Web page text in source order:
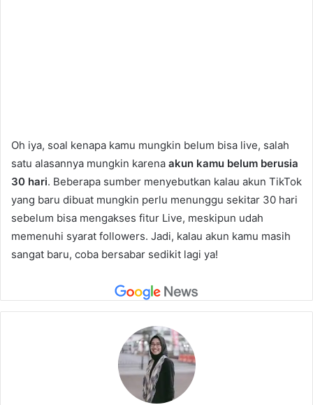
Oh iya, soal kenapa kamu mungkin belum bisa live, salah
satu alasannya mungkin karena akun kamu belum berusia
30 hari. Beberapa sumber menyebutkan kalau akun TikTok
yang baru dibuat mungkin perlu menunggu sekitar 30 hari
sebelum bisa mengakses fitur Live, meskipun udah
memenuhi syarat followers. Jadi, kalau akun kamu masih
sangat baru, coba bersabar sedikit lagi ya!